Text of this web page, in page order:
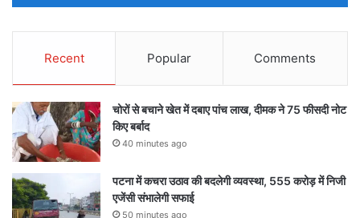
Recent Popular Comments
चोरों से बचाने खेत में दबाए पांच लाख, दीमक ने 75 फीसदी नोट
किए बर्बाद
40 minutes ago
पटना में कचरा उठाव की बदलेगी व्यवस्था, 555 करोड़ में निजी
एजेंसी संभालेगी सफाई
50 minutes ago